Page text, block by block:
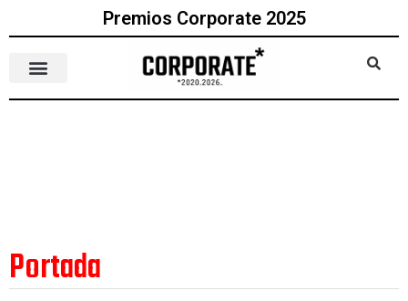
Premios Corporate 2025
Portada